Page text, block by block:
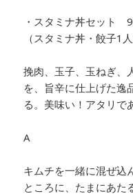
・スタミナ丼セット
（スタミナ丼・餃子1
挽肉、玉子、玉ねぎ、
を、旨辛に仕上げた逸
る。美味い！アタリで
A
キムチを一緒に混ぜ込
ところに、たまにあた